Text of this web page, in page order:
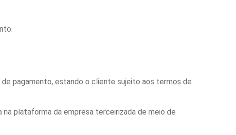
pagamento, estando o cliente sujeito aos termos de
plataforma da empresa terceirizada de meio de